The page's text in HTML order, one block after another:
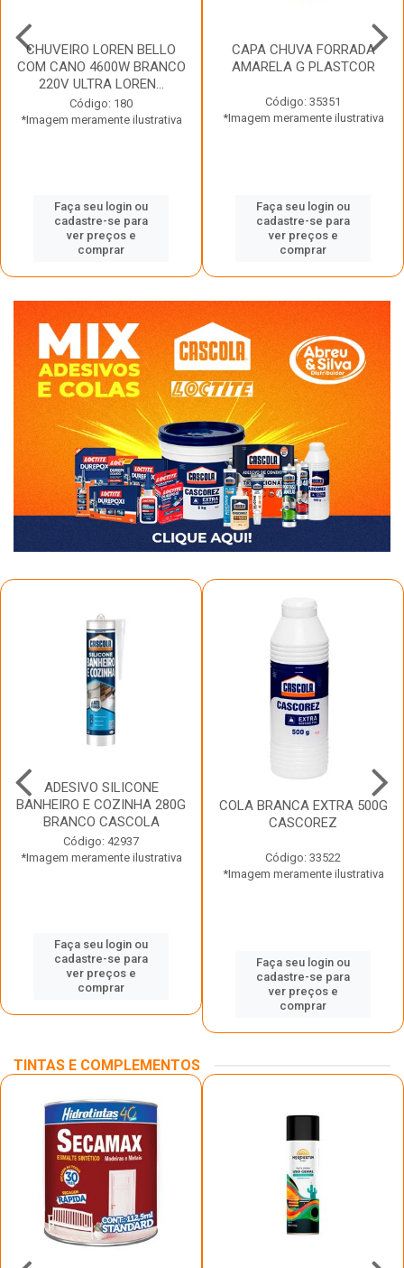
CHUVEIRO LOREN BELLO
COM CANO 4600W BRANCO
220V ULTRA LOREN...
Código: 180
*Imagem meramente ilustrativa
Faça seu login ou
cadastre-se para
ver preços e
comprar
CAPA CHUVA FORRADA
AMARELA G PLASTCOR
Código: 35351
*Imagem meramente ilustrativa
Faça seu login ou
cadastre-se para
ver preços e
comprar
ADESIVO SILICONE
BANHEIRO E COZINHA 280G
BRANCO CASCOLA
Código: 42937
*Imagem meramente ilustrativa
Faça seu login ou
cadastre-se para
ver preços e
comprar
COLA BRANCA EXTRA 500G
CASCOREZ
Código: 33522
*Imagem meramente ilustrativa
Faça seu login ou
cadastre-se para
ver preços e
comprar
TINTAS E COMPLEMENTOS